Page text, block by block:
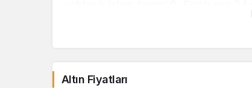
güncellemeler için doğru adrestesiniz..
Altın Fiyatları